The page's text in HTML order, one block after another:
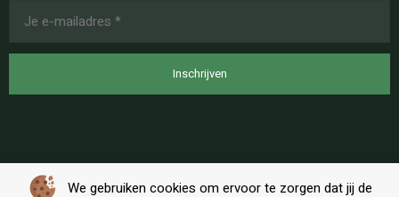
We gebruiken cookies om ervoor te zorgen dat jij de
mailadres
*